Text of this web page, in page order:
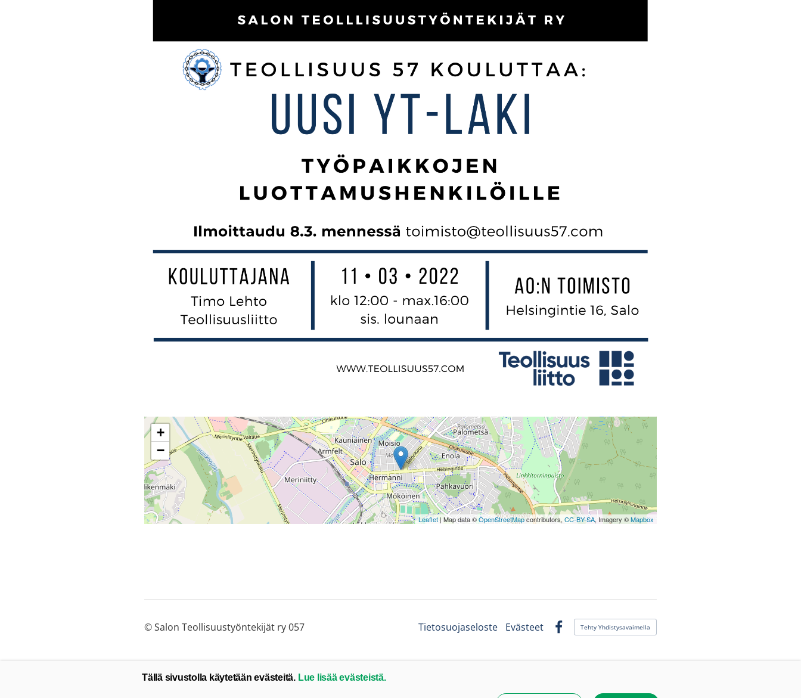
+
−
Leaflet| Map data ©OpenStreetMapcontributors, CC-BY-SA, Imagery ©Mapbox
©Salon Teollisuustyöntekijät ry 057 Tietosuojaseloste
Evästeet
Facebook
Tehty Yhdistysavaimella
Tällä sivustolla käytetään evästeitä. Lue lisää evästeistä.